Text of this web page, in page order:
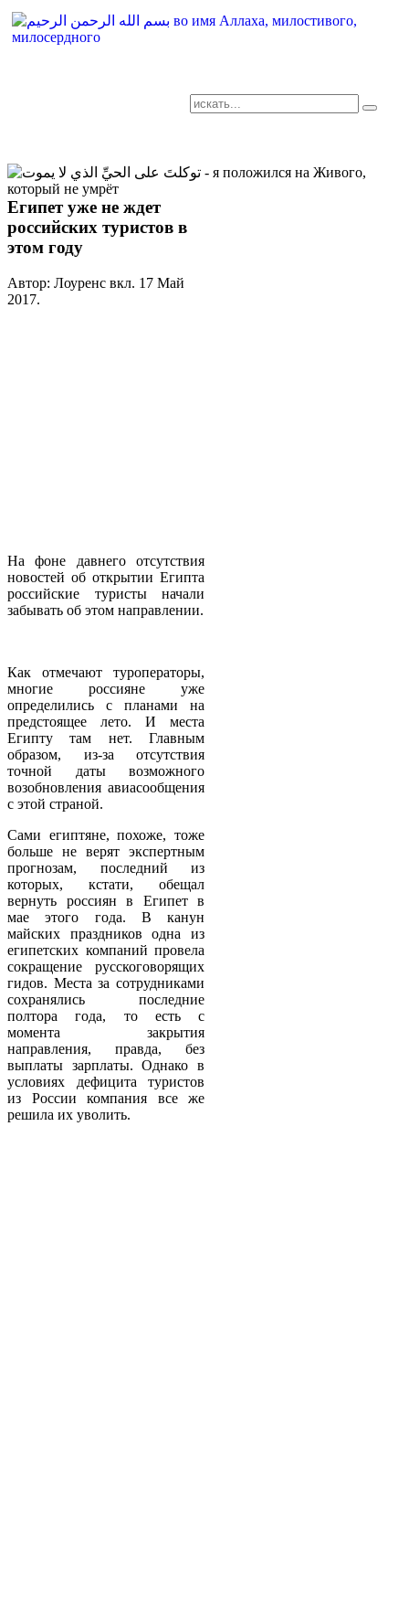
Египет уже не ждет
российских туристов в
этом году
Автор: Лоуренс вкл. 17 Май
2017.
На фоне давнего отсутствия
новостей об открытии Египта
российские туристы начали
забывать об этом направлении.
Как отмечают туроператоры,
многие россияне уже
определились с планами на
предстоящее лето. И места
Египту там нет. Главным
образом, из-за отсутствия
точной даты возможного
возобновления авиасообщения
с этой страной.
Сами египтяне, похоже, тоже
больше не верят экспертным
прогнозам, последний из
которых, кстати, обещал
вернуть россиян в Египет в
мае этого года. В канун
майских праздников одна из
египетских компаний провела
сокращение русскоговорящих
гидов. Места за сотрудниками
сохранялись последние
полтора года, то есть с
момента закрытия
направления, правда, без
выплаты зарплаты. Однако в
условиях дефицита туристов
из России компания все же
решила их уволить.